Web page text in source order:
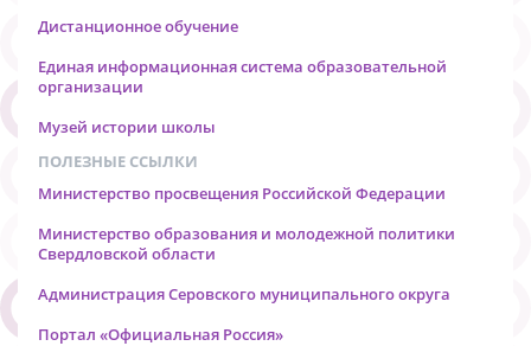
Дистанционное обучение
Единая информационная система образовательной
организации
Музей истории школы
ПОЛЕЗНЫЕ ССЫЛКИ
Министерство просвещения Российской Федерации
Министерство образования и молодежной политики
Свердловской области
Администрация Серовского муниципального округа
Портал «Официальная Россия»